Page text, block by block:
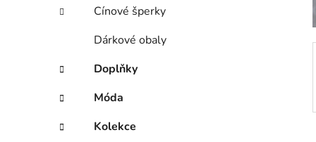
Cínové šperky
Dárkové obaly
Doplňky
Móda
Kolekce